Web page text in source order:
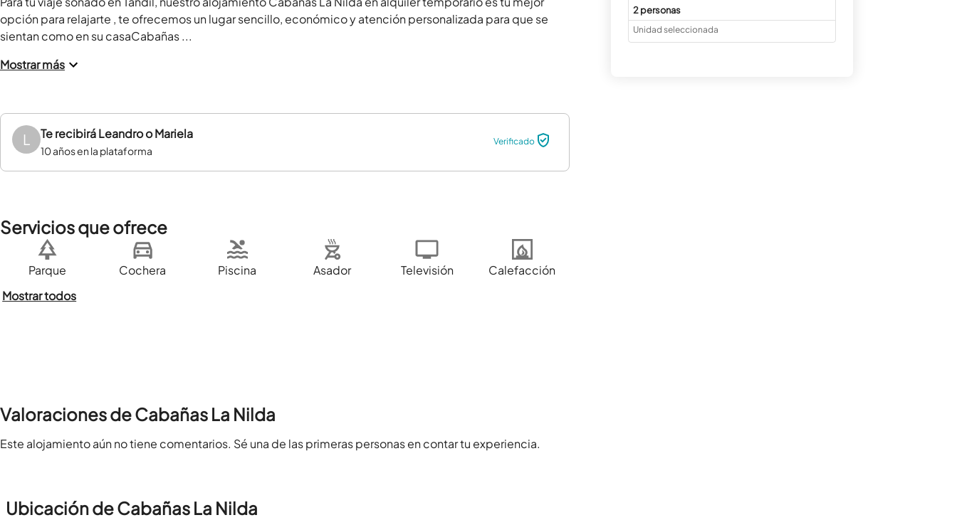
opción para relajarte , te ofrecemos un lugar sencillo, económico y atención personalizada para que se
sientan como en su casaCabañas ...
Mostrar más
L Te recibiráLeandro o Mariela
10 años en la plataforma
Verificado
Servicios que ofrece
Parque Cochera Piscina Asador Televisión
Calefacción
Mostrar todos
Valoraciones de Cabañas La Nilda
Este alojamiento aún no tiene comentarios. Sé una de las primeras personas en contar tu experiencia.
Ubicación de Cabañas La Nilda
2 personas
Unidad seleccionada